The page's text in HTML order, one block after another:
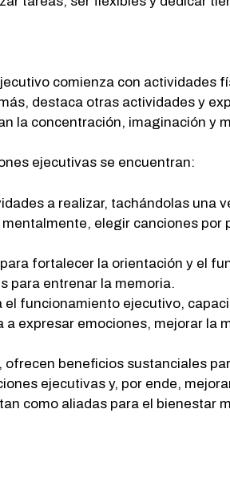
comienza con actividades
destaca otras actividades y
la concentración, imaginación y
ejecutivas se encuentran:
a realizar, tachándolas una
elegir canciones
fortalecer la orientación y el
para entrenar la memoria.
funcionamiento ejecutivo,
expresar emociones, mejorar la
beneficios sustanciales
ejecutivas y, por ende,
como aliadas para el bienestar